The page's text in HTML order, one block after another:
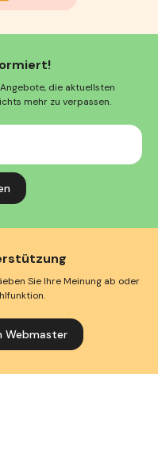
die aktuellsten
mehr zu verpassen.
Sie Ihre Meinung ab oder
Webmaster